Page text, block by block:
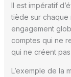
Il est impératif
tiède sur chaque
engagement
comptes qui ne
qui ne créent
L’exemple de la